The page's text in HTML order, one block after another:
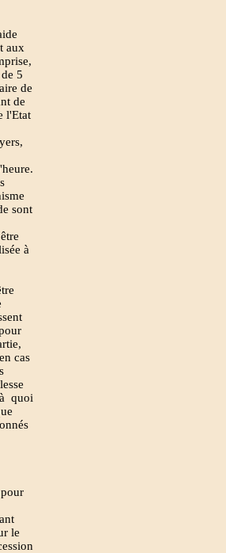
aux
5
de
de
l'Etat
sont
à
cas
quoi
le